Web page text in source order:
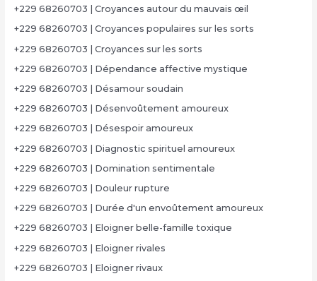
+229 68260703 | Croyances autour du mauvais œil
+229 68260703 | Croyances populaires sur les sorts
+229 68260703 | Croyances sur les sorts
+229 68260703 | Dépendance affective mystique
+229 68260703 | Désamour soudain
+229 68260703 | Désenvoûtement amoureux
+229 68260703 | Désespoir amoureux
+229 68260703 | Diagnostic spirituel amoureux
+229 68260703 | Domination sentimentale
+229 68260703 | Douleur rupture
+229 68260703 | Durée d'un envoûtement amoureux
+229 68260703 | Eloigner belle-famille toxique
+229 68260703 | Eloigner rivales
+229 68260703 | Eloigner rivaux